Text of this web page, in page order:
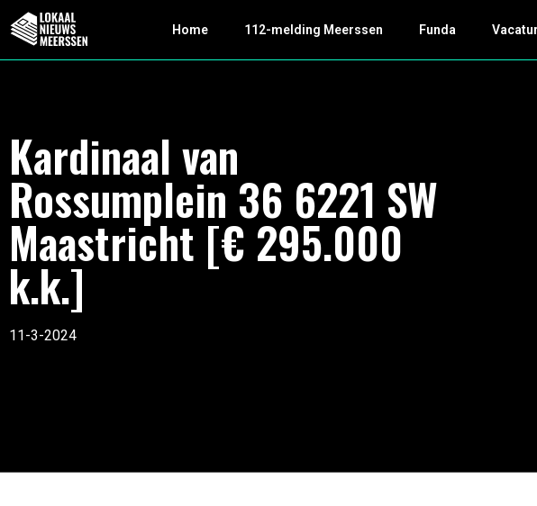
Home 112-melding Meerssen Funda
Kardinaal van
Rossumplein 36 6221 SW
Maastricht [€ 295.000
k.k.]
11-3-2024